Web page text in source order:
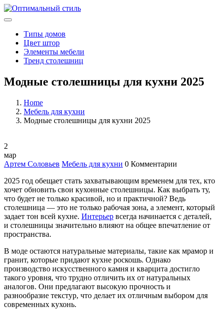
Типы домов
Цвет штор
Элементы мебели
Тренд столешниц
Модные столешницы для кухни 2025
Home
Мебель для кухни
Модные столешницы для кухни 2025
2
мар
Артем Соловьев Мебель для кухни 0 Комментарии
2025 год обещает стать захватывающим временем для тех, кто
хочет обновить свои кухонные столешницы. Как выбрать ту,
что будет не только красивой, но и практичной? Ведь
столешница — это не только рабочая зона, а элемент, который
задает тон всей кухне. Интерьер всегда начинается с деталей,
и столешницы значительно влияют на общее впечатление от
пространства.
В моде остаются натуральные материалы, такие как мрамор и
гранит, которые придают кухне роскошь. Однако
производство искусственного камня и кварцита достигло
такого уровня, что трудно отличить их от натуральных
аналогов. Они предлагают высокую прочность и
разнообразие текстур, что делает их отличным выбором для
современных кухонь.